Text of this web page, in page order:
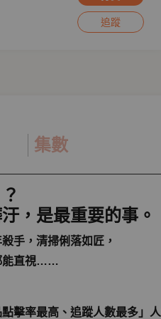
追蹤
集數
，是最重要的事。
殺手，清掃俐落如匠，
能直視……
擊率最高、追蹤人數最多」